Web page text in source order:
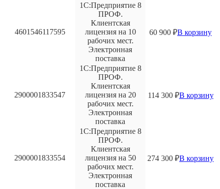
4601546117595
1С:Предприятие 8
ПРОФ.
Клиентская
лицензия на 10
рабочих мест.
Электронная
поставка
60 900 ₽В корзину
2900001833547
1С:Предприятие 8
ПРОФ.
Клиентская
лицензия на 20
рабочих мест.
Электронная
поставка
114 300 ₽В корзину
2900001833554
1С:Предприятие 8
ПРОФ.
Клиентская
лицензия на 50
рабочих мест.
Электронная
поставка
274 300 ₽В корзину